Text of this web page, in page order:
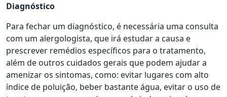
Diagnóstico
Para fechar um diagnóstico, é necessária uma consulta
com um alergologista, que irá estudar a causa e
prescrever remédios específicos para o tratamento,
além de outros cuidados gerais que podem ajudar a
amenizar os sintomas, como: evitar lugares com alto
índice de poluição, beber bastante água, evitar o uso de